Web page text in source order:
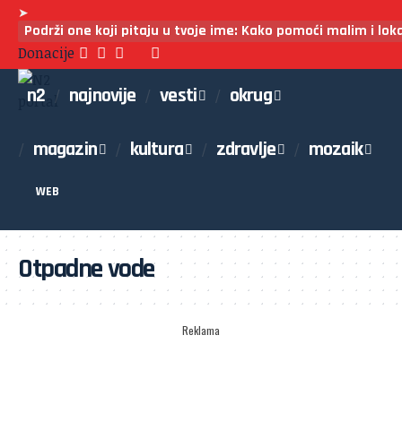
➤
Podrži one koji pitaju u tvoje ime: Kako pomoći malim i
Donacije
n2 najnovije vesti okrug
magazin kultura zdravlje mozaik
WEB
Otpadne vode
Reklama